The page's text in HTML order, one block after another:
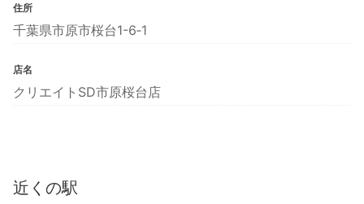
住所
千葉県市原市桜台1-6‐1
店名
クリエイトSD市原桜台店
近くの駅